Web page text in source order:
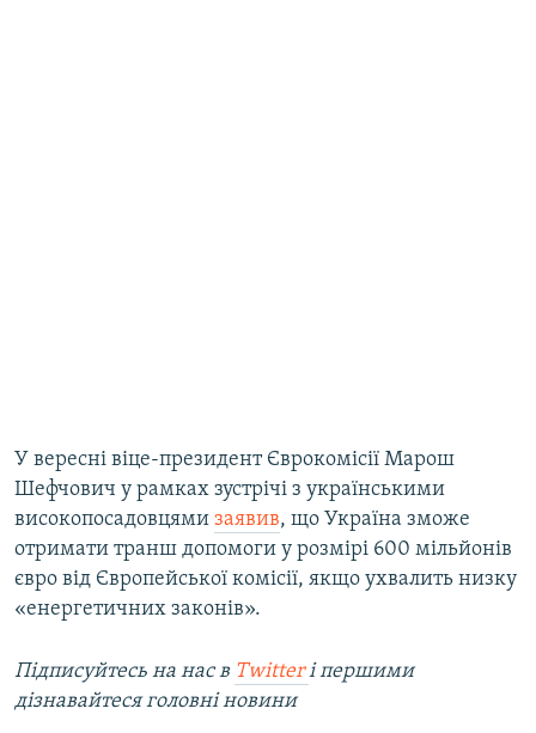
У вересні віце-президент Єврокомісії Марош
Шефчович у рамках зустрічі з українськими
високопосадовцями заявив, що Україна зможе
отримати транш допомоги у розмірі 600 мільйонів
євро від Європейської комісії, якщо ухвалить низку
«енергетичних законів».
Підписуйтесь на наc в Twitterі першими
дізнавайтеся головні новини